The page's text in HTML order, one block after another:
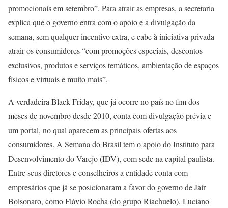
promocionais em setembro”. Para atrair as empresas, a secretaria
explica que o governo entra com o apoio e a divulgação da
semana, sem qualquer incentivo extra, e cabe à iniciativa privada
atrair os consumidores “com promoções especiais, descontos
exclusivos, produtos e serviços temáticos, ambientação de espaços
físicos e virtuais e muito mais”.
A verdadeira Black Friday, que já ocorre no país no fim dos
meses de novembro desde 2010, conta com divulgação prévia e
um portal, no qual aparecem as principais ofertas aos
consumidores. A Semana do Brasil tem o apoio do Instituto para
Desenvolvimento do Varejo (IDV), com sede na capital paulista.
Entre seus diretores e conselheiros a entidade conta com
empresários que já se posicionaram a favor do governo de Jair
Bolsonaro, como Flávio Rocha (do grupo Riachuelo), Luciano